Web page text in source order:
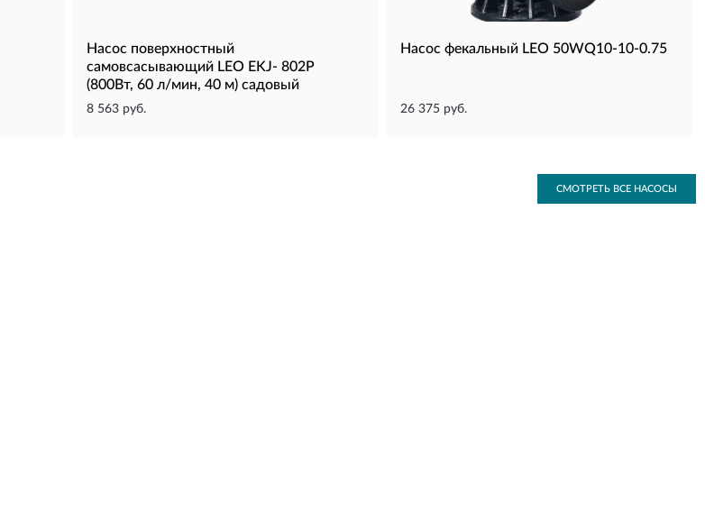
Насос поверхностный
самовсасывающий LEO EKJ- 802P
(800Вт, 60 л/мин, 40 м) садовый
8 563 руб.
Насос фекальный LEO 50WQ10-10-0.75
26 375 руб.
СМОТРЕТЬ ВСЕ НАСОСЫ